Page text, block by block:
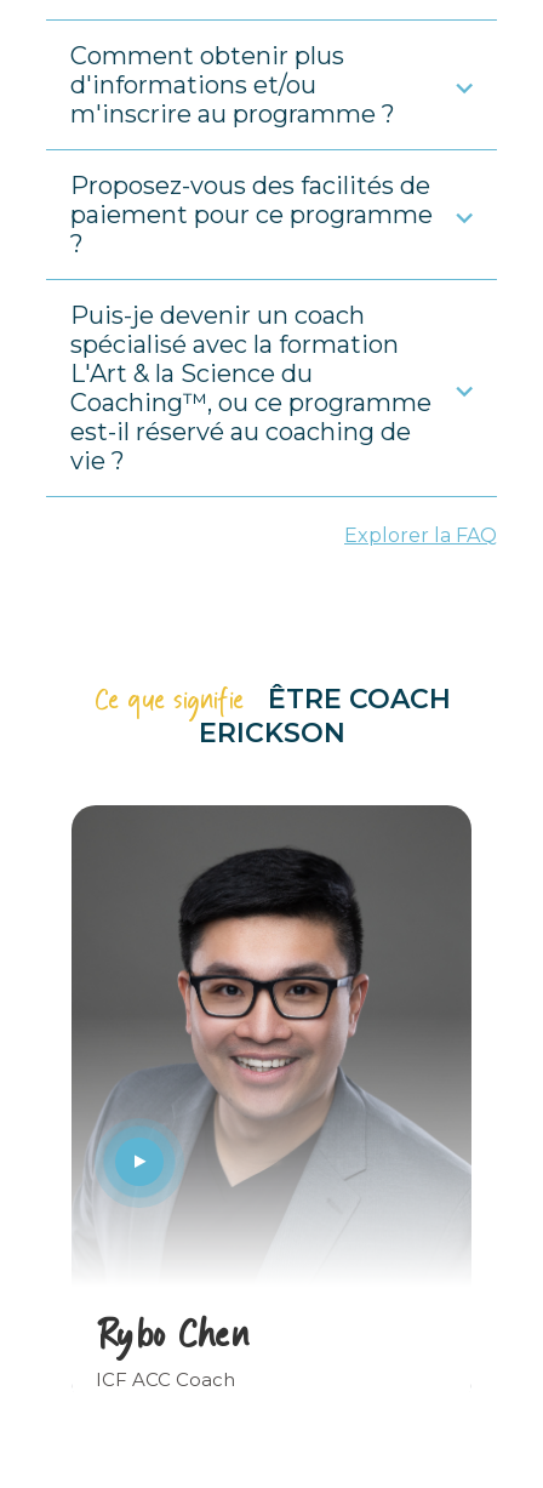
Comment obtenir plus
d'informations et/ou
m'inscrire au programme ?
Proposez-vous des facilités de
paiement pour ce programme
?
Puis-je devenir un coach
spécialisé avec la formation
L'Art & la Science du
Coaching™, ou ce programme
est-il réservé au coaching de
vie ?
Explorer la FAQ
Ce que signifie
ÊTRE COACH
ERICKSON
Rybo Chen
ICF ACC Coach